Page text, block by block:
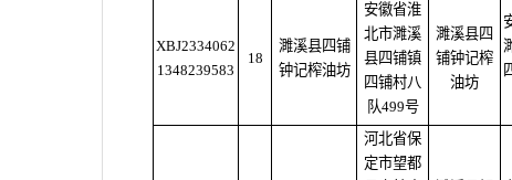
XBJ2334062
1348239583
18
濉溪县四铺
钟记榨油坊
安徽省淮
北市濉溪
县四铺镇
四铺村八
队499号
濉溪县四
铺钟记榨
油坊
河北省保
定市望都